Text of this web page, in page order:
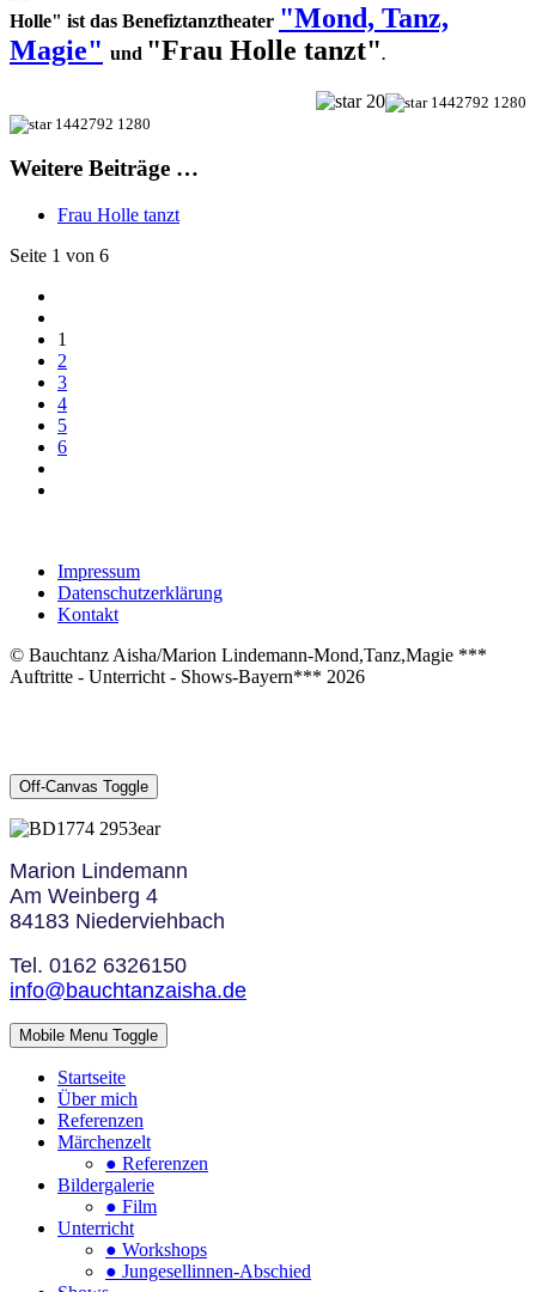
Holle" ist das Benefiztanztheater "Mond, Tanz,
Magie" und "Frau Holle tanzt".
Weitere Beiträge …
Frau Holle tanzt
Seite 1 von 6
1
2
3
4
5
6
Impressum
Datenschutzerklärung
Kontakt
© Bauchtanz Aisha/Marion Lindemann-Mond,Tanz,Magie ***
Auftritte - Unterricht - Shows-Bayern*** 2026
Off-Canvas Toggle
Marion Lindemann
Am Weinberg 4
84183 Niederviehbach
Tel. 0162 6326150
info@bauchtanzaisha.de
Mobile Menu Toggle
Startseite
Über mich
Referenzen
Märchenzelt
● Referenzen
Bildergalerie
● Film
Unterricht
● Workshops
● Jungesellinnen-Abschied